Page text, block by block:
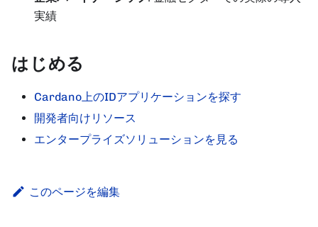
実績
はじめる
Cardano上のIDアプリケーションを探す
開発者向けリソース
エンタープライズソリューションを見る
このページを編集